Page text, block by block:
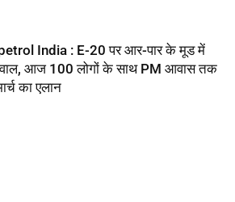
India : E-20 पर आर-पार के मूड में
आज 100 लोगों के साथ PM आवास तक
का एलान